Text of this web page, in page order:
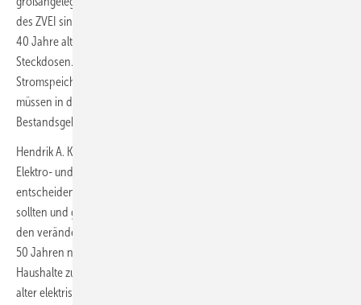
des ZVEI sind zwei Drittel der elektrischen Anlagen in Gebäuden über
40 Jahre alt. Bei ihnen mangelt es nicht nur an Stromkreisen und
Steckdosen. Auch sind sie zumeist nicht für Photovoltaik,
Stromspeicher, Wärmepumpe und Elektromobilität ausgelegt. Folglich
müssen in den kommenden Jahren Millionen Elektroanlagen in
Bestandsgebäuden modernisiert werden.
Hendrik A. Kilp, Geschäftsführer des Landesinnungsverbandes
Elektro- und Informationstechnik Schleswig-Holstein: „Ein
entscheidender Punkt, warum elektrische Anlagen überprüft werden
sollten und gegebenenfalls erneuert werden müssen, ergibt sich aus
den veränderten Anforderungen an die Elektro-Installation. Was vor
50 Jahren noch ‚kostbarer Luxus‘ war, ist inzwischen für die meisten
Haushalte zum Standard geworden. Außerdem ist eine Ertüchtigung
alter elektrischer Anlagen auf zeitgemäßes Niveau unerlässlich, um